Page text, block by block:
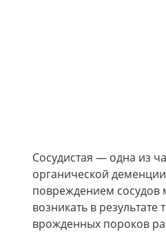
Сосудистая — одна из
органической
повреждением сосудов
возникать в результате
врожденных пороков